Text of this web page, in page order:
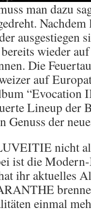
man dazu
ausgestiegen
wieder
Die
auf
“Evocation
Lineup der
Genuss der
nicht
ist die
ihr aktuelles
einmal